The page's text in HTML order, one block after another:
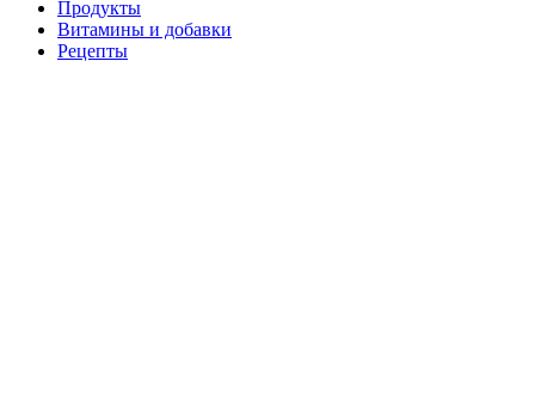
Продукты
Витамины и добавки
Рецепты